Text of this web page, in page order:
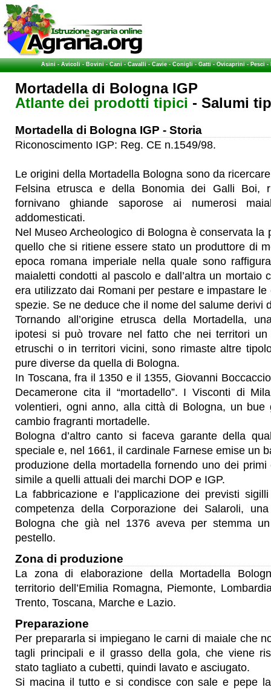
Asini-Avicoli-Bovini-Cani-Cavalli-Cavie-Conigli-Gatti-Ovicaprini-Pesci-
Mortadella di Bologna IGP
Atlante dei prodotti tipici - Salumi
Mortadella di Bologna IGP - Storia
Riconoscimento IGP: Reg. CE n.1549/98.
Le origini della Mortadella Bologna sono da
Felsina etrusca e della Bonomia dei Galli Boi,
fornivano ghiande saporose ai numerosi
addomesticati.
Nel Museo Archeologico di Bologna è conservata la
quello che si ritiene essere stato un produttore di
epoca romana imperiale nella quale sono
maialetti condotti al pascolo e dall’altra un mortaio
era utilizzato dai Romani per pestare e impastare
spezie. Se ne deduce che il nome del salume derivi
Tornando all’origine etrusca della Mortadella,
ipotesi si può trovare nel fatto che nei territori un
etruschi o in territori vicini, sono rimaste altre
pure diverse da quella di Bologna.
In Toscana, fra il 1350 e il 1355, Giovanni
Decamerone cita il “mortadello”. I Visconti di
volentieri, ogni anno, alla città di Bologna, un bue
cambio fragranti mortadelle.
Bologna d’altro canto si faceva garante della
speciale e, nel 1661, il cardinale Farnese emise un
produzione della mortadella fornendo uno dei
simile a quelli attuali dei marchi DOP e IGP.
La fabbricazione e l’applicazione dei previsti
competenza della Corporazione dei Salaroli,
Bologna che già nel 1376 aveva per stemma
pestello.
Zona di produzione
La zona di elaborazione della Mortadella
territorio dell’Emilia Romagna, Piemonte,
Trento, Toscana, Marche e Lazio.
Preparazione
Per prepararla si impiegano le carni di maiale che
tagli principali e il grasso della gola, che viene
stato tagliato a cubetti, quindi lavato e asciugato.
Si macina il tutto e si condisce con sale e pepe